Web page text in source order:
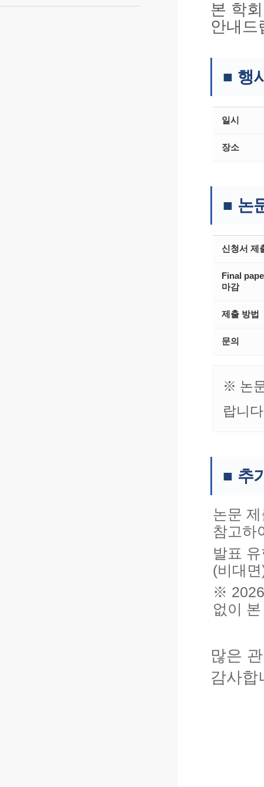
본 학
안내드
■ 행
일시
장소
■ 논
신청서 제
Final
마감
제출 방법
문의
※ 논
랍니
■ 추
논문
참고하
발표
(비대
※
없이
많은
감사합